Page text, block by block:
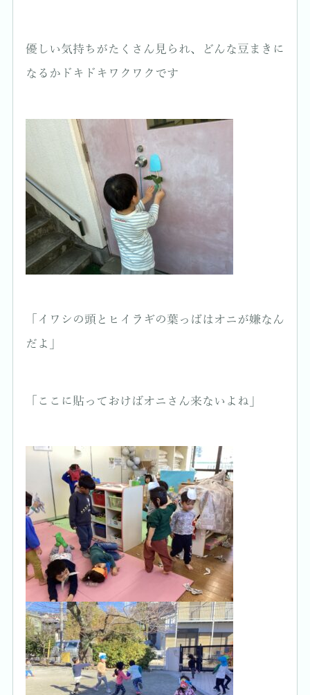
優しい気持ちがたくさん見られ、どんな豆まきに
なるかドキドキワクワクです
「イワシの頭とヒイラギの葉っぱはオニが嫌なん
だよ」
「ここに貼っておけばオニさん来ないよね」